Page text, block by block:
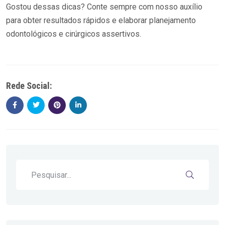
Gostou dessas dicas? Conte sempre com nosso auxílio
para obter resultados rápidos e elaborar planejamento
odontológicos e cirúrgicos assertivos.
Rede Social: